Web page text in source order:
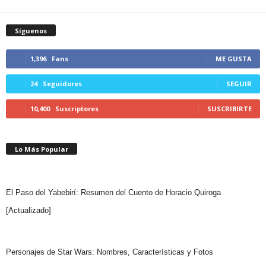
Síguenos
1,396 Fans ME GUSTA
24 Seguidores SEGUIR
10,400 Suscriptores SUSCRIBIRTE
Lo Más Popular
El Paso del Yabebirí: Resumen del Cuento de Horacio Quiroga
[Actualizado]
Personajes de Star Wars: Nombres, Características y Fotos